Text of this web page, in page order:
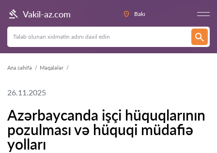
Vakil-az.com Bakı
Ana səhifə Məqalələr
26.11.2025
Azərbaycanda işçi hüquqlarının
pozulması və hüquqi müdafiə
yolları